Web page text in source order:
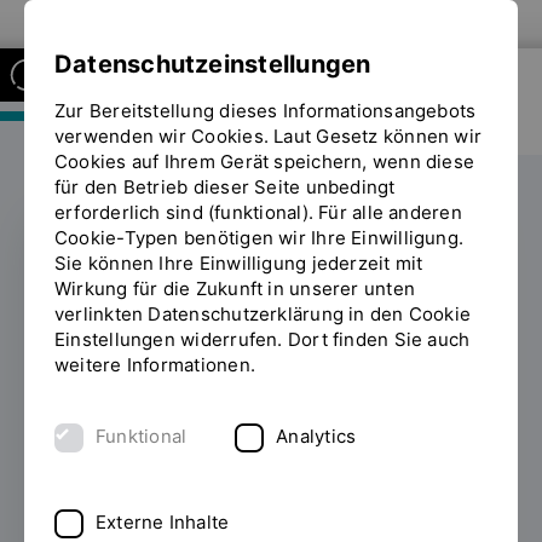
FAKULTÄT MASCHINENBAU
Pflanzenöltechnik und
Europapolitik
Marlene Mortler besuchte die OTH
Regensburg und informierte sich im Labor
Forschungsprojekt zur Verwendung von
Datenschutzeinstellungen
Zur Bereitstellung dieses Informationsangebots
verwenden wir Cookies. Laut Gesetz können wir
Cookies auf Ihrem Gerät speichern, wenn diese
für den Betrieb dieser Seite unbedingt
erforderlich sind (funktional). Für alle anderen
Cookie-Typen benötigen wir Ihre Einwilligung.
Sie können Ihre Einwilligung jederzeit mit
Wirkung für die Zukunft in unserer unten
verlinkten Datenschutzerklärung in den Cookie
Einstellungen widerrufen. Dort finden Sie auch
weitere Informationen.
Funktional Analytics
Externe Inhalte